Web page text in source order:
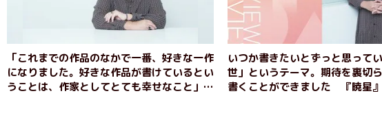
「これまでの作品のなかで一番、好きな一作
になりました。好きな作品が書けているとい
うことは、作家としてとても幸せなこと」
いつか書きたいとずっと思って
世」というテーマ。期待を裏切
書くことができました 『暁星